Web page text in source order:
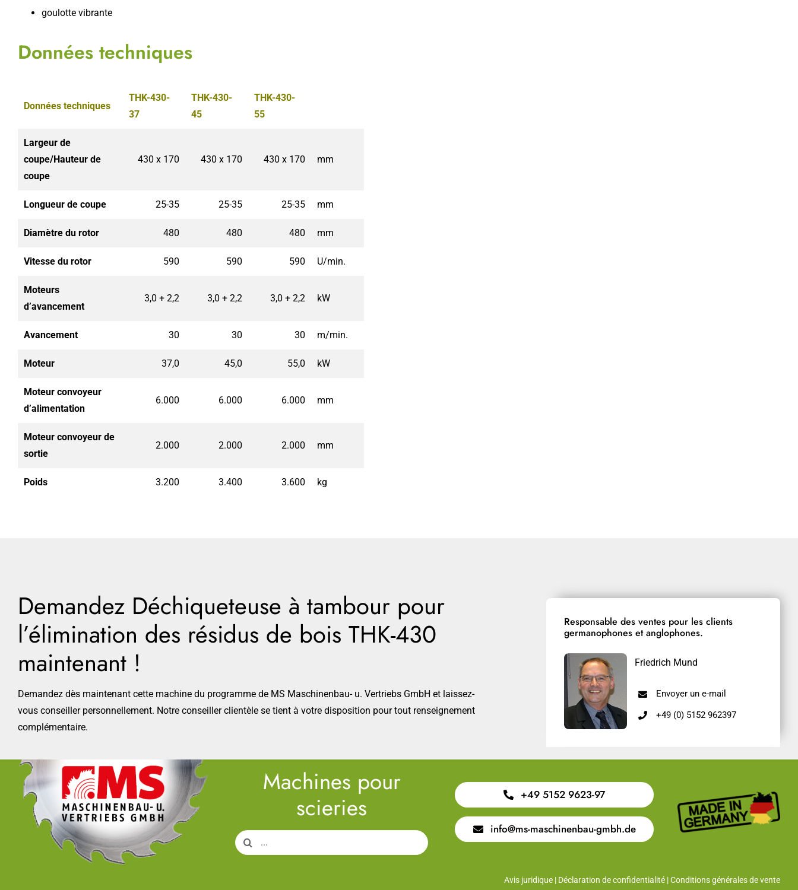
goulotte vibrante
Données techniques
Données techniques
THK-430-
37
THK-430-
45
THK-430-
55
Largeur de
coupe/Hauteur de
coupe
430 x 170 430 x 170 430 x 170 mm
Longueur de coupe 25-35 25-35 25-35 mm
Diamètre du rotor 480 480 480 mm
Vitesse du rotor 590 590 590 U/min.
Moteurs
d’avancement
3,0 + 2,2 3,0 + 2,2 3,0 + 2,2 kW
Avancement 30 30 30 m/min.
Moteur 37,0 45,0 55,0 kW
Moteur convoyeur
d’alimentation
6.000 6.000 6.000 mm
Moteur convoyeur de
sortie
2.000 2.000 2.000 mm
Poids 3.200 3.400 3.600 kg
Demandez Déchiqueteuse à tambour pour
l’élimination des résidus de bois THK-430
maintenant !
Demandez dès maintenant cette machine du programme de MS Maschinenbau- u. Vertriebs GmbH et laissez-
vous conseiller personnellement. Notre conseiller clientèle se tient à votre disposition pour tout renseignement
complémentaire.
Responsable des ventes pour les clients
germanophones et anglophones.
Friedrich Mund
Envoyer un e-mail
+49 (0) 5152 962397
Machines pour
scieries
Search
for:
+49 5152 9623-97
info@ms-maschinenbau-gmbh.de
Avis juridique | Déclaration de confidentialité |Conditions générales de vente